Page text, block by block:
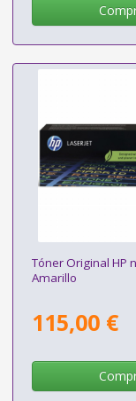
Tóner Original HP
Amarillo
115,00 €